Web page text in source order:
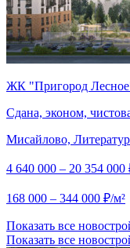
ЖК "Пригород
Сдана, эконом,
Мисайлово,
4 640 000 – 20 354 000
168 000 – 344 000 ₽/м²
Показать все
Показать все